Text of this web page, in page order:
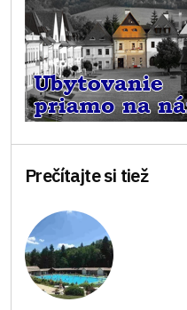
Prečítajte si tiež